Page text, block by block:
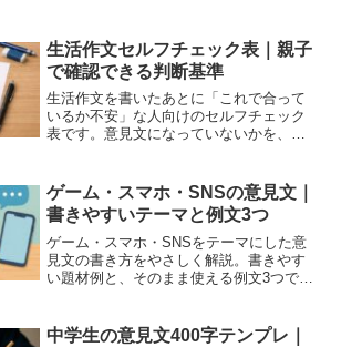
生活作文セルフチェック表｜親子
で確認できる判断基準
生活作文を書いたあとに「これで合って
いるか不安」な人向けのセルフチェック
表です。意見文になっていないかを、先
ゲーム・スマホ・SNSの意見文｜
書きやすいテーマと例文3つ
ゲーム・スマホ・SNSをテーマにした意
見文の書き方をやさしく解説。書きやす
い題材例と、そのまま使える例文3つで、
中学生の意見文400字テンプレ｜